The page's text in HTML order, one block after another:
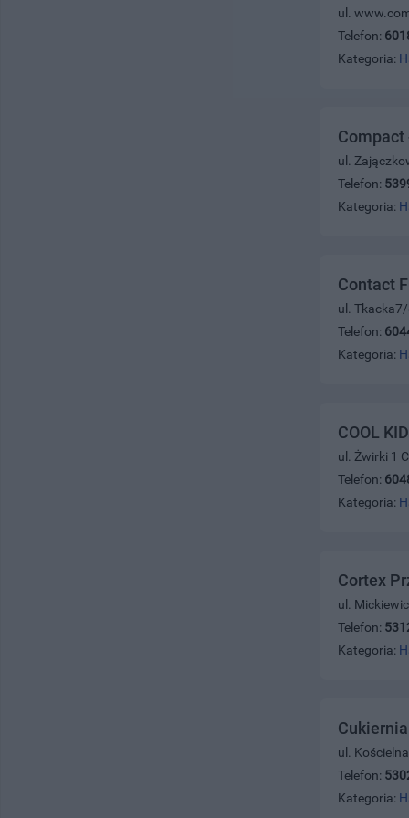
ul.
Telefon:
Kategoria:
Compact
ul.
Telefon:
Kategoria:
Contact
ul.
Telefon:
Kategoria:
COOL
ul. Żwirki 1
Telefon:
Kategoria:
Cortex
ul.
Telefon:
Kategoria:
Cukiernia
ul.
Telefon:
Kategoria: